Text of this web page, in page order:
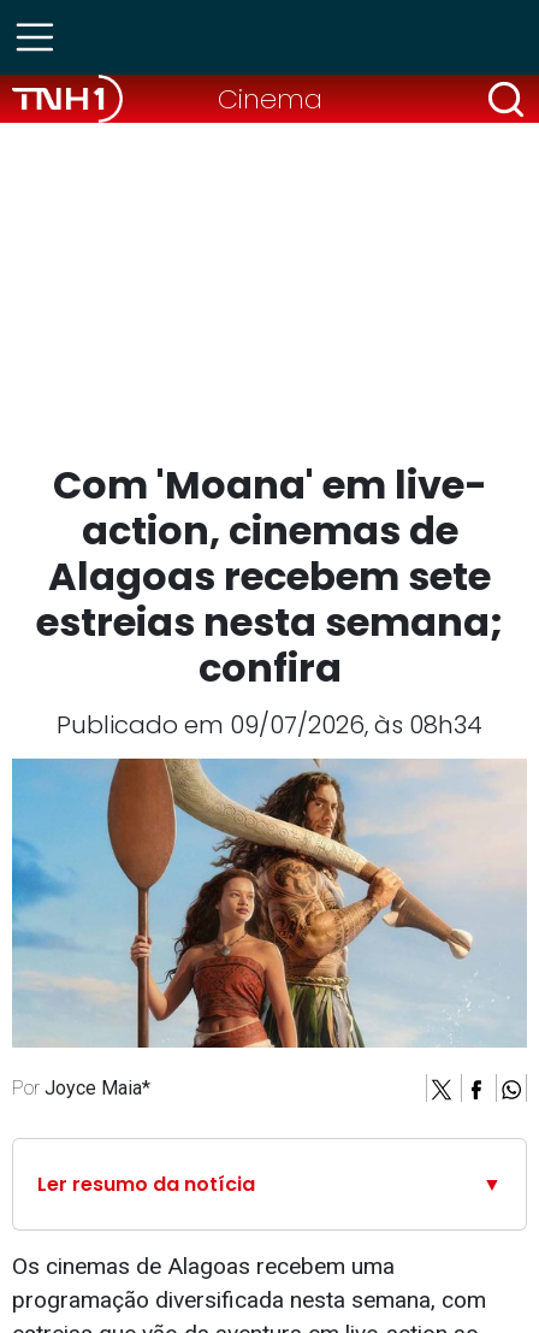
Cinema
Com 'Moana' em live-
action, cinemas de
Alagoas recebem sete
estreias nesta semana;
confira
Publicado em 09/07/2026, às 08h34
Por Joyce Maia*
Ler resumo da notícia ▼
Os cinemas de Alagoas recebem uma
programação diversificada nesta semana, com